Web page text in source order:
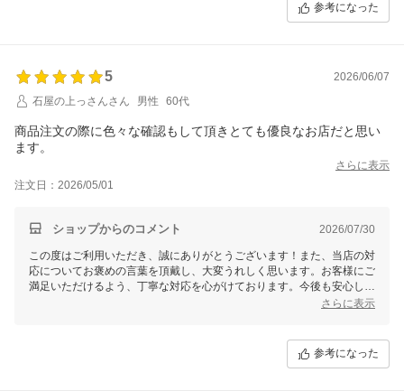
参考になった
5
2026/06/07
石屋の上っさんさん
男性 60代
商品注文の際に色々な確認もして頂きとても優良なお店だと思い
ます。
さらに表示
注文日：2026/05/01
ショップからのコメント 2026/07/30
この度はご利用いただき、誠にありがとうございます！また、当店の対
応についてお褒めの言葉を頂戴し、大変うれしく思います。お客様にご
満足いただけるよう、丁寧な対応を心がけております。今後も安心して
お買い物いただけるよう、更なるサービス向上に努めてまいります。ま
さらに表示
参考になった